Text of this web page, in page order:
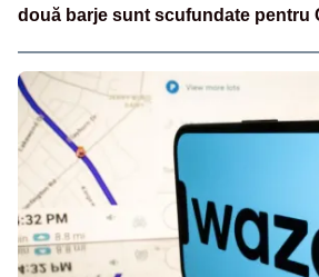
două barje sunt scufundate pentru